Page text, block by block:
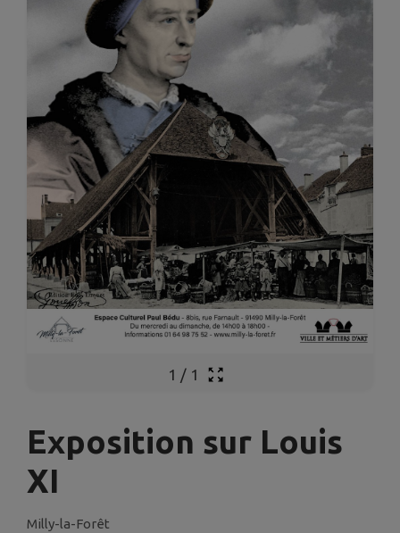
1 / 1
Exposition sur Louis
XI
Milly-la-Forêt